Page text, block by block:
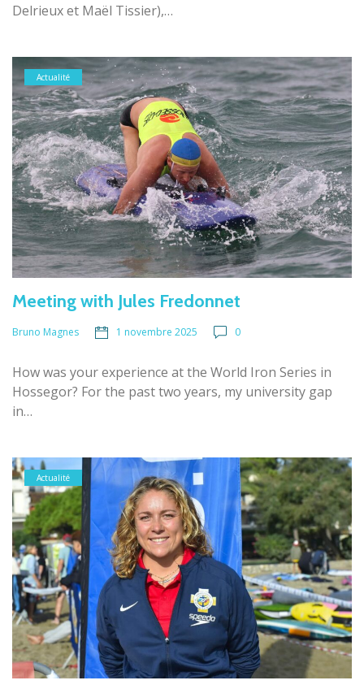
Delrieux et Maël Tissier),…
Actualité
Meeting with Jules Fredonnet
Bruno Magnes 1 novembre 2025 0
How was your experience at the World Iron Series in
Hossegor? For the past two years, my university gap
in…
Actualité